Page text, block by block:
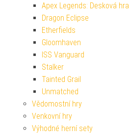
Apex Legends: Desková hra
Dragon Eclipse
Etherfields
Gloomhaven
ISS Vanguard
Stalker
Tainted Grail
Unmatched
Vědomostní hry
Venkovní hry
Výhodné herní sety